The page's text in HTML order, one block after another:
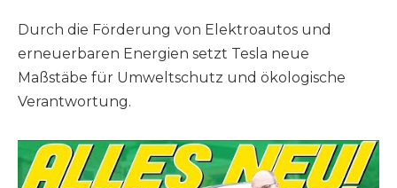
Durch die Förderung von Elektroautos und
erneuerbaren Energien setzt Tesla neue
Maßstäbe für Umweltschutz und ökologische
Verantwortung.